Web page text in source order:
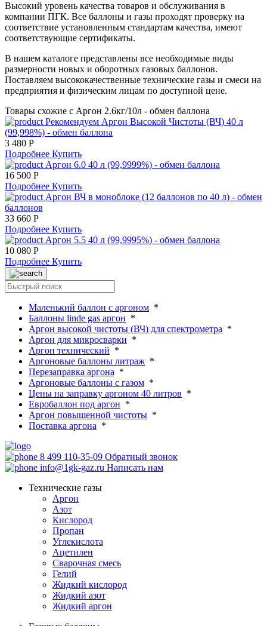
Высокий уровень качества товаров и обслуживания в
компании ПГК. Все баллоны и газы проходят проверку на
соответствие установленным стандартам качества, имеют
соответствующие сертификаты.
В нашем каталоге представлены все необходимые виды
размерности новых и оборотных газовых баллонов.
Поставляем высококачественные технические газы и смеси на
предприятия и физическим лицам по доступной цене.
Товары схожие с Аргон 2.6кг/10л - обмен баллона
Рекомендуем Аргон Высокой Чистоты (ВЧ) 40 л
(99,998%) - обмен баллона
3 480 Р
Подробнее Купить
Аргон 6.0 40 л (99,9999%) - обмен баллона
16 500 Р
Подробнее Купить
Аргон ВЧ в моноблоке (12 баллонов по 40 л) - обмен
баллонов
33 660 Р
Подробнее Купить
Аргон 5.5 40 л (99,9995%) - обмен баллона
10 080 Р
Подробнее Купить
Маленький баллон с аргоном *
Баллоны linde gas аргон *
Аргон высокой чистоты (ВЧ) для спектрометра *
Аргон для микросварки *
Аргон технический *
Аргоновые баллоны литраж *
Перезаправка аргона *
Аргоновые баллоны с газом *
Цены на заправку аргоном 40 литров *
Евробаллон под аргон *
Аргон повышенной чистоты *
Поставка аргона *
8 499 110-35-09 Обратный звонок
info@1gk-gaz.ru Написать нам
Технические газы
Аргон
Азот
Кислород
Пропан
Углекислота
Ацетилен
Сварочная смесь
Гелий
Жидкий кислород
Жидкий азот
Жидкий аргон